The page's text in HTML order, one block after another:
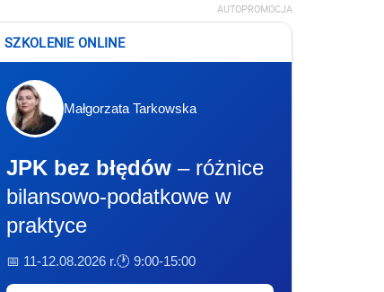
AUTOPROMOCJA
SZKOLENIE ONLINE
Małgorzata Tarkowska
JPK bez błędów – różnice
bilansowo-podatkowe w
praktyce
📅 11-12.08.2026 r.🕐 9:00-15:00